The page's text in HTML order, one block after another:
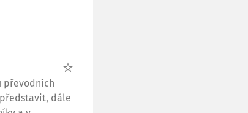
převodních
dále